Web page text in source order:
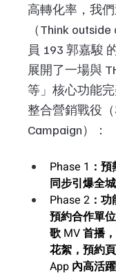
高轉化率，我
（Think
員 193 郭嘉駿
展開了一場與
等」核心功能
整合營銷戰役
Campaign）：
Phase 1：
同步引爆全
Phase 2：
預約合作單
歌 MV 首播
花絮 ，預約
App 內高活躍